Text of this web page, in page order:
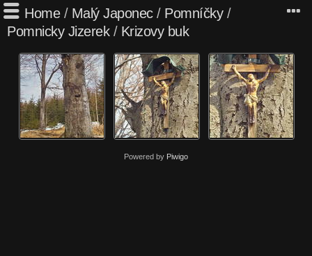
Home/ Malý Japonec/ Pomníčky/
Pomnicky Jizerek/ Krizovy buk
Powered by Piwigo